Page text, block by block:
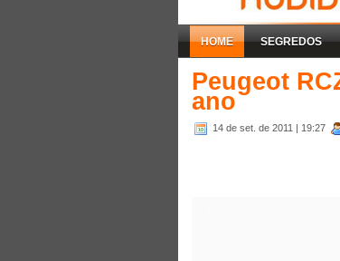
HOME SEGREDOS
Peugeot
ano
14 de set. de 2011 | 19:27